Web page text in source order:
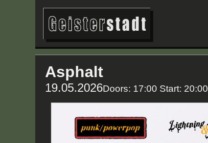
Asphalt
19.05.2026Doors: 17:00 Start: 20:00